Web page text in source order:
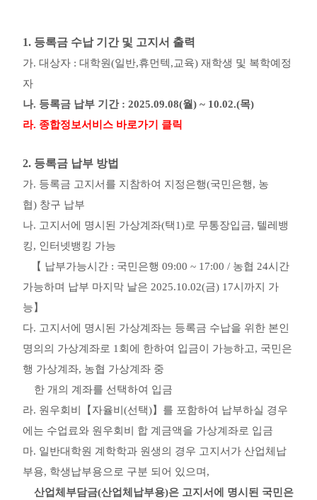
1. 등록금 수납 기간 및 고지서 출력
가. 대상자 : 대학원(일반,휴먼텍,교육) 재학생 및 복학예정
자
나. 등록금 납부 기간 : 2025.09.08(월) ~ 10.02.(목)
라. 종합정보서비스 바로가기 클릭
2. 등록금 납부 방법
가. 등록금 고지서를 지참하여 지정은행(국민은행, 농
협) 창구 납부
나. 고지서에 명시된 가상계좌(택1)로 무통장입금, 텔레뱅
킹, 인터넷뱅킹 가능
【 납부가능시간 : 국민은행 09:00 ~ 17:00 / 농협 24시간
가능하며 납부 마지막 날은 2025.10.02(금) 17시까지 가
능 】
다. 고지서에 명시된 가상계좌는 등록금 수납을 위한 본인
명의의 가상계좌로 1회에 한하여 입금이 가능하고, 국민은
행 가상계좌, 농협 가상계좌 중
한 개의 계좌를 선택하여 입금
라. 원우회비 【 자율비 (선택)】 를 포함하여 납부하실 경우
에는 수업료와 원우회비 합 계금액을 가상계좌로 입금
마. 일반대학원 계학학과 원생의 경우 고지서가 산업체납
부용, 학생납부용으로 구분 되어 있으며 ,
산업체부담금(산업체납부용)은 고지서에 명시된 국민은